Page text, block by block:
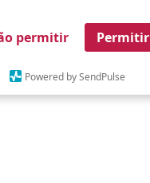
permitir Permitir
Powered by SendPulse